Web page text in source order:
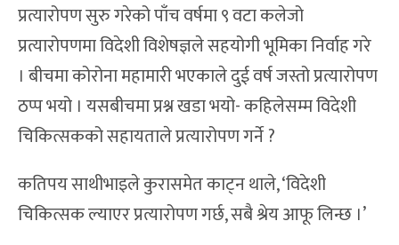
प्रत्यारोपण सुरु गरेको पाँच वर्षमा ९ वटा कलेजो
प्रत्यारोपणमा विदेशी विशेषज्ञले सहयोगी भूमिका निर्वाह गरे
। बीचमा कोरोना महामारी भएकाले दुई वर्ष जस्तो प्रत्यारोपण
ठप्प भयो । यसबीचमा प्रश्न खडा भयो- कहिलेसम्म विदेशी
चिकित्सकको सहायताले प्रत्यारोपण गर्ने ?
कतिपय साथीभाइले कुरासमेत काट्न थाले, ‘विदेशी
चिकित्सक ल्याएर प्रत्यारोपण गर्छ, सबै श्रेय आफू लिन्छ ।’